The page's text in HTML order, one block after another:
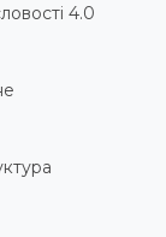
4.0